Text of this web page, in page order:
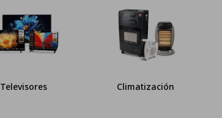
Televisores Climatización